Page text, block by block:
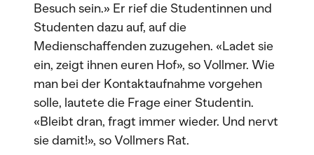
Besuch sein.» Er rief die Studentinnen und
Studenten dazu auf, auf die
Medienschaffenden zuzugehen. «Ladet sie
ein, zeigt ihnen euren Hof», so Vollmer. Wie
man bei der Kontaktaufnahme vorgehen
solle, lautete die Frage einer Studentin.
«Bleibt dran, fragt immer wieder. Und nervt
sie damit!», so Vollmers Rat.